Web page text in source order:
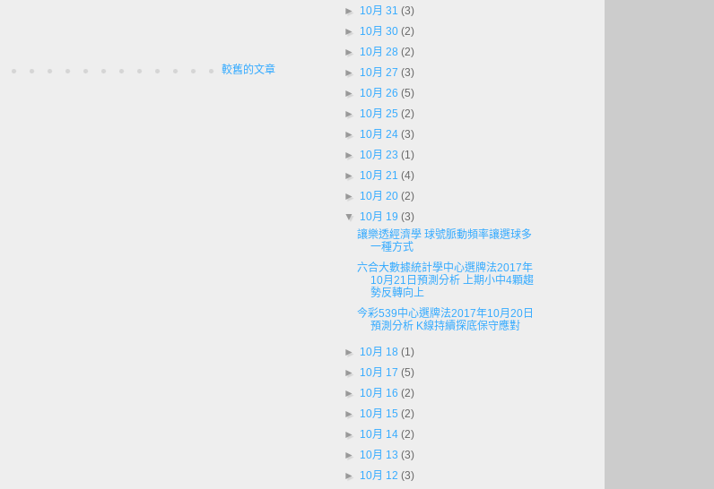
較舊的文章
► 10月 31 (3)
► 10月 30 (2)
► 10月 28 (2)
► 10月 27 (3)
► 10月 26 (5)
► 10月 25 (2)
► 10月 24 (3)
► 10月 23 (1)
► 10月 21 (4)
► 10月 20 (2)
▼ 10月 19 (3)
讓樂透經濟學 球號脈動頻率讓選球多
一種方式
六合大數據統計學中心選牌法2017年
10月21日預測分析 上期小中4顆趨
勢反轉向上
今彩539中心選牌法2017年10月20日
預測分析 K線持續探底保守應對
► 10月 18 (1)
► 10月 17 (5)
► 10月 16 (2)
► 10月 15 (2)
► 10月 14 (2)
► 10月 13 (3)
► 10月 12 (3)